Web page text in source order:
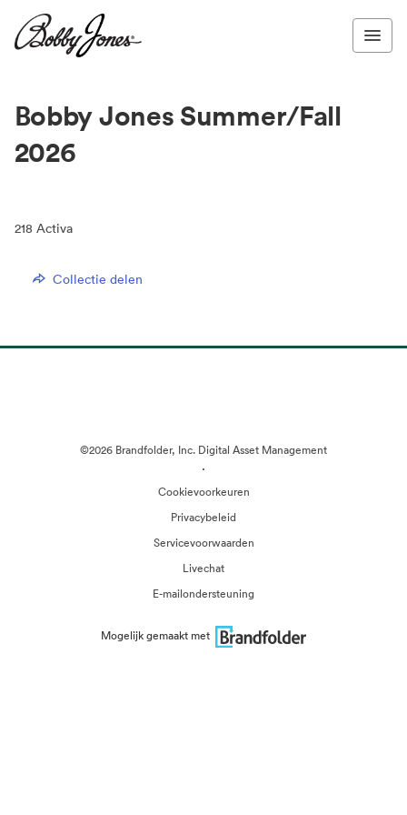
Bobby Jones Summer/Fall
2026
218 Activa
Collectie delen
©2026 Brandfolder, Inc. Digital Asset Management
·
Cookievoorkeuren
Privacybeleid
Servicevoorwaarden
Livechat
E-mailondersteuning
Mogelijk gemaakt met